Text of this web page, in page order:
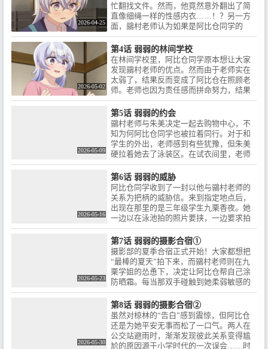
的なラブコメディ、開幕!!🌀スタ
ッフ / 原作：福地カミオ(講談社
「週刊少年マガジン」連載)監
督：石踊 宏 / シリーズ構成：福
嶋幸典 / キャラクターデザイン：
相坂ナオキ / 音楽：多田彰文、田
山里奈 / アニメーション制作：ブ
レインズ・ベース / 🌀キャスト /
鶸村ひより：高野麻里佳 / 阿比倉
章人：波多野 翔 / 椋林瑞希：伊
栗香夜：夏吉ゆうこ / 阿比倉朱
美：中原麻衣 / ©福地カミオ・講
談社／「よわよわ先生」製作委
生。……しかし、本当は体力0、
声もヒョロヒョロ、あらゆるス
テータスが最弱なだけの「よわ
秘密を偶然知った担当クラスの
阿比倉(あびくら)くんは、不器用
な先生の頑張りが報われるよ
う、彼女に協力して生徒の誤解
を解こうと決意。ドキドキで刺
激的なトラブルに巻き込まれな
ートしていく！よわよわでかわ
いい先生との、ちょっぴり刺激
的なラブコメディ、開幕!!🌀スタ
ッフ / 原作：福地カミオ(講談社
「週刊少年マガジン」連載)監
督：石踊 宏 / シリーズ構成：福
嶋幸典 / キャラクターデザイン：
相坂ナオキ / 色彩設計：福田由布
子 / 美術監督：立川目佳子、菊池
翠 / 撮影監督：藤野祐介 / 編集：
池田康隆 / 音響監督：高寺たけし
/ 音楽：多田彰文、田山里奈 / 音
楽制作：ランティス / アニメーシ
ョン制作：ブレインズ・ベース /
🌀キャスト / 鶸村ひより：高野麻
里佳 / 阿比倉章人：波多野 翔 / 椋
林瑞希：伊駒ゆりえ / 雪下祐樹：
篠原 侑 / 九栗香夜：夏吉ゆうこ /
阿比倉朱美：中原麻衣 / 🌀主題歌
情報 / OPテーマ：「COMIT
COMET」Daoko / EDテーマ：
「よわよわ つよつよ みにみに こ
わこわ」 鶸村ひより(CV.高野麻
标……？
2026-04-25
忙翻找文件。然而，他竟然意外翻出了简
直像细绳一样的性感内衣……！？另一方
面，鶸村老师认为如果是阿比仓同学的
话，或许能打开不愿意上学的雪下祐树的
心扉，于是带着他前往雪下家。谁知雪下
竟然把“揉老师胸部”当作打招呼的方式，
阿比仓的怒火已经濒临爆发……
2026-05-02
第4话 弱弱的林间学校
在林间学校里，阿比仓同学原本想让大家
发现鶸村老师的优点。然而由于老师实在
太弱了，结果反而变成了阿比仓在照顾老
师。老师也因为责任感而拼命努力，结果
弄巧成拙，反而带来了压迫感。虽然两人
总是不太顺利，但无论是在露天浴池不期
而遇，还是被困在旅馆壁橱里独处，两人
的距离都急速拉近……！？
2026-05-09
第5话 弱弱的约会
鶸村老师与朱美决定一起去购物中心，不
知为何阿比仓同学也被拉着同行。对于和
学生的外出，老师感到有些犹豫，但朱美
硬拉着她去了泳装区。在试衣间里，老师
被穿上了大胆的泳装，阿比仓同学的理性
濒临崩溃！然而就在这时，椋林突然出
现，两人只好躲进狭小的试衣间……！？
2026-05-16
第6话 弱弱的威胁
阿比仓同学收到了一封以他与鶸村老师的
关系为把柄的威胁信。来到指定地点后，
出现在那里的是三年级学生九栗香夜。她
一边以在泳池拍的照片要挟，一边要求拍
摄“老师充满色气的照片”！阿比仓同学和
鶸村老师就这样半推半就地被卷入了拍摄
之中。随后雪下也加入进来，一场以老师
为模特的摄影对决就此爆发！
2026-05-23
第7话 弱弱的摄影合宿①
摄影部的夏季合宿正式开始！大家都想把
“最棒的夏天”拍下来，而鶸村老师则在九
栗学姐的怂恿下，决定让阿比仓帮自己涂
防晒霜。每当那双手碰触到她柔弱敏感的
肌肤时，鶸村老师都会忍不住产生反应。
而阿比仓也反过来被要求让老师用脚帮自
己涂防晒霜……！？到了夜晚，更加令人
心跳加速的考验在等待着阿比仓同学！
2026-05-30
第8话 弱弱的摄影合宿②
虽然对椋林的“告白”感到震惊，但阿比仓
还是为她平安无事而松了一口气。两人在
公交站避雨时，渐渐发现彼此关系变得尴
尬的原因源于小学时代的一次误会……时